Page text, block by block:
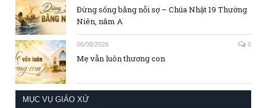
Đừng sống bằng nỗi sợ – Chúa Nhật 19 Thường
Niên, năm A
06/08/2026 0
Mẹ vẫn luôn thương con
MỤC VỤ GIÁO XỨ